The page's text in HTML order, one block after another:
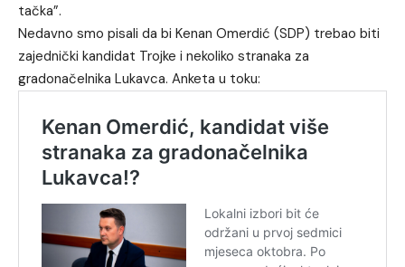
tačka”.
Nedavno smo pisali da bi Kenan Omerdić (SDP) trebao biti
zajednički kandidat Trojke i nekoliko stranaka za
gradonačelnika Lukavca. Anketa u toku: